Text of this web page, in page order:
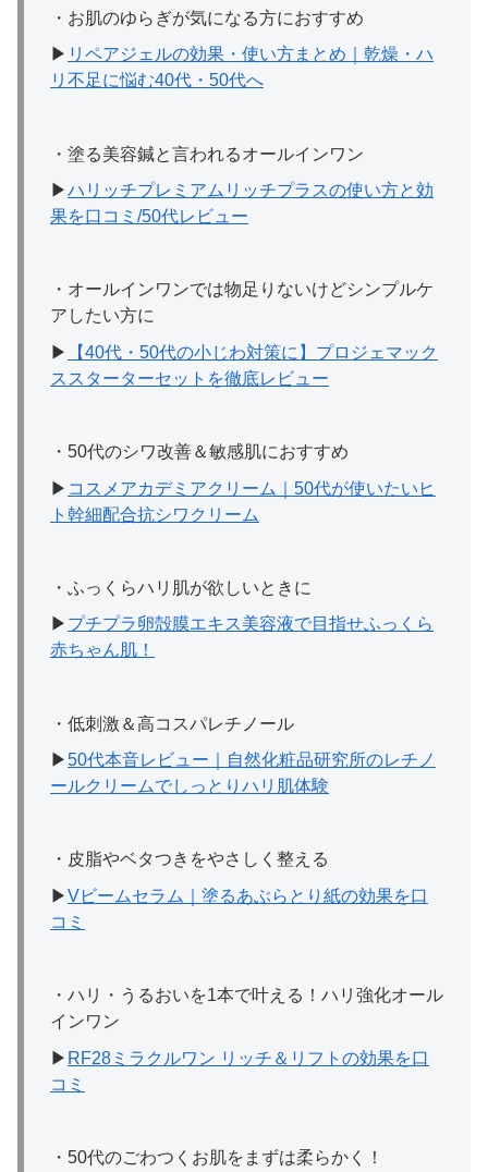
・お肌のゆらぎが気になる方におすすめ
▶ リペアジェルの効果・使い方まとめ｜乾燥・ハ
リ不足に悩む40代・50代へ
・塗る美容鍼と言われるオールインワン
▶ハリッチプレミアムリッチプラスの使い方と効
果を口コミ/50代レビュー
・オールインワンでは物足りないけどシンプルケ
アしたい方に
▶
【40代・50代の小じわ対策に】プロジェマック
ススターターセットを徹底レビュー
・50代のシワ改善＆敏感肌におすすめ
▶︎ コスメアカデミアクリーム｜50代が使いたいヒ
ト幹細配合抗シワクリーム
・ふっくらハリ肌が欲しいときに
▶︎ プチプラ卵殻膜エキス美容液で目指せふっくら
赤ちゃん肌！
・低刺激＆高コスパレチノール
▶︎50代本音レビュー｜自然化粧品研究所のレチノ
ールクリームでしっとりハリ肌体験
・皮脂やベタつきをやさしく整える
▶︎Vビームセラム｜塗るあぶらとり紙の効果を口
コミ
・ハリ・うるおいを1本で叶える！ハリ強化オール
インワン
▶︎ RF28ミラクルワン リッチ＆リフトの効果を口
コミ
・50代のごわつくお肌をまずは柔らかく！